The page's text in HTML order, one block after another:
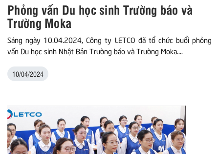
Phỏng vấn Du học sinh Trường báo và
Trường Moka
Sáng ngày 10.04.2024, Công ty LETCO đã tổ chức buổi phỏng
vấn Du học sinh Nhật Bản Trường báo và Trường Moka....
10/04/2024